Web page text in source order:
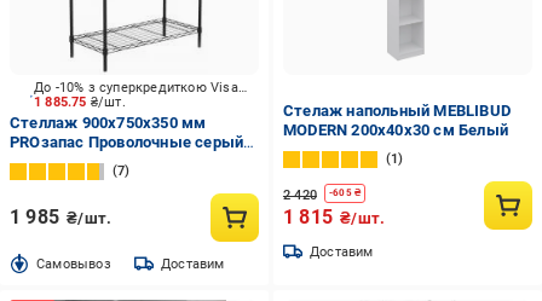
1 885.75 ₴/шт.
До -10% з суперкредиткою Visa Вигода
Стеллаж 900x750x350 мм
PROзапас Проволочные серый
сталь полки 3 шт. крашенный
7
1 985 ₴/шт.
Cамовывоз Доставим
Стелаж напольный MEBLIBUD
MODERN 200х40х30 см Белый
1
2 420 -605₴
1 815 ₴/шт.
Доставим